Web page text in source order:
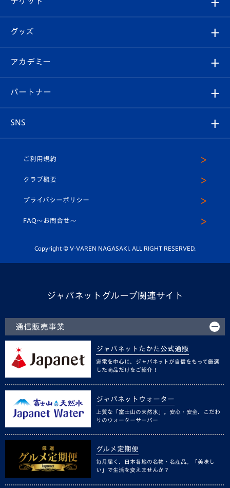
チケット
イベント
メディア
ホームタウン
エンブレム紹介
スタッフプロフィール
マスコット紹介
平和祈念活動
ホームタウン活動
はじめての観戦ガイド
Revive Team
ヴィヴィくんの長崎おもてなしガイド
フォトギャラリー
スタジアムグルメ
チケット
V-LOVERS（ファンクラブ）
プレイヤーズスイート
グッズ
オンラインショップ
店舗情報
アカデミー
育成からのお知らせ
U-18
スクール
パートナー
SNS
ヴィヴィくんインスタグラム
公式LINE＠
ご利用規約
クラブ概要
プライバシーポリシー
FAQ〜お問合せ〜
Copyright © V-VAREN NAGASAKI. ALL RIGHT RESERVED.
ジャパネットグループ関連サイト
通信販売事業
ジャパネットたかた公式通販
家電を中心に、ジャパネットが自信をもって厳選
した商品だけをご紹介！
ジャパネットウォーター
上質な「富士山の天然水」。安心・安全、こだわ
りのウォーターサーバー
グルメ定期便
毎月届く、日本各地の名物・名産品。「美味し
い」で生活を変えませんか？